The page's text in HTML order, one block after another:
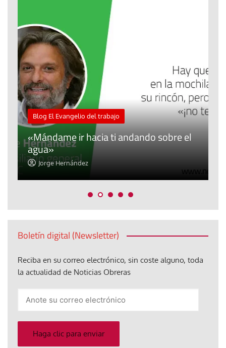
Blog El Evangelio del trabajo
«Mándame ir hacia ti andando sobre el
agua»
Jorge Hernández
Boletín digital (Newsletter)
Reciba en su correo electrónico, sin coste alguno, toda
la actualidad de Noticias Obreras
electrónico
Haga clic para enviar